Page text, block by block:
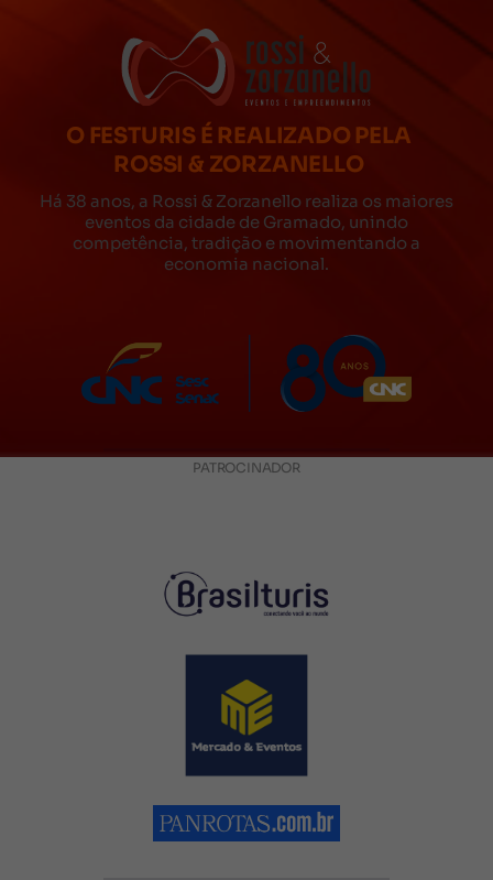
O FESTURIS É REALIZADO PELA
ROSSI & ZORZANELLO
Há 38 anos, a Rossi & Zorzanello realiza os maiores
eventos da cidade de Gramado, unindo
competência, tradição e movimentando a
economia nacional.
PATROCINADOR